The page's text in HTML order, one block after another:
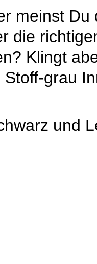
meinst Du
die
Klingt
grau
und